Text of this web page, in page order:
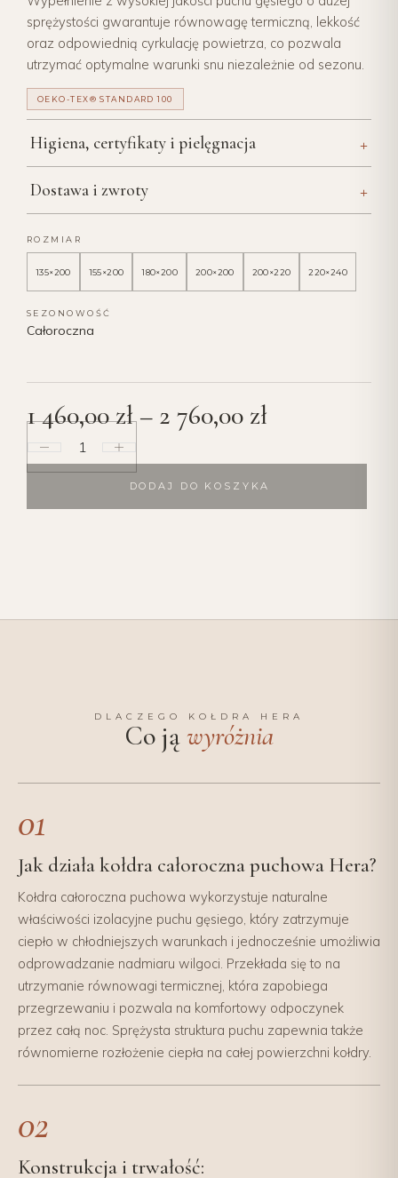
sprężystości gwarantuje równowagę termiczną, lekkość
oraz odpowiednią cyrkulację powietrza, co pozwala
utrzymać optymalne warunki snu niezależnie od sezonu.
OEKO-TEX® STANDARD 100
Higiena, certyfikaty i pielęgnacja +
Dostawa i zwroty +
ROZMIAR
135×200 155×200 180×200 200×200 200×220 220×240
SEZONOWOŚĆ
Całoroczna
1 460,00zł – 2 760,00 zł
DODAJ DO KOSZYKA
DLACZEGO KOŁDRA HERA
Co ją wyróżnia
01
Jak działa kołdra całoroczna puchowa Hera?
Kołdra całoroczna puchowa wykorzystuje naturalne
właściwości izolacyjne puchu gęsiego, który zatrzymuje
ciepło w chłodniejszych warunkach i jednocześnie umożliwia
odprowadzanie nadmiaru wilgoci. Przekłada się to na
utrzymanie równowagi termicznej, która zapobiega
przegrzewaniu i pozwala na komfortowy odpoczynek
przez całą noc. Sprężysta struktura puchu zapewnia także
równomierne rozłożenie ciepła na całej powierzchni kołdry.
02
Konstrukcja i trwałość: